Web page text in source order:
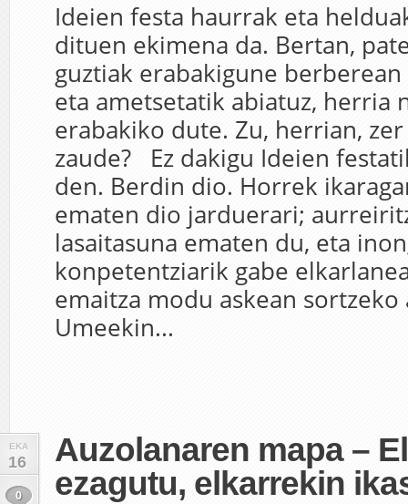
Ideien festa haurrak eta
dituen ekimena da. Bertan,
guztiak erabakigune
eta ametsetatik abiatuz, herria
erabakiko dute. Zu, herrian,
zaude? Ez dakigu Ideien
den. Berdin dio. Horrek
ematen dio jarduerari;
lasaitasuna ematen du, eta
konpetentziarik gabe
emaitza modu askean sortzeko
Umeekin...
EKA
16
0
Auzolanaren mapa –
ezagutu, elkarrekin